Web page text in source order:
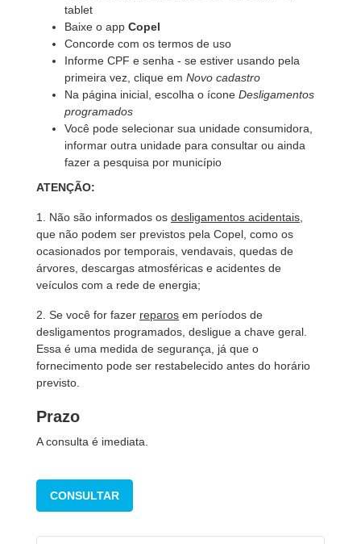
tablet
Baixe o app Copel
Concorde com os termos de uso
Informe CPF e senha - se estiver usando pela
primeira vez, clique em Novo cadastro
Na página inicial, escolha o ícone Desligamentos
programados
Você pode selecionar sua unidade consumidora,
informar outra unidade para consultar ou ainda
fazer a pesquisa por município
ATENÇÃO:
1. Não são informados os desligamentos acidentais
que não podem ser previstos pela Copel, como os
ocasionados por temporais, vendavais, quedas de
árvores, descargas atmosféricas e acidentes de
veículos com a rede de energia;
2. Se você for fazer reparos em períodos de
desligamentos programados, desligue a chave geral.
Essa é uma medida de segurança, já que o
fornecimento pode ser restabelecido antes do horário
previsto.
Prazo
A consulta é imediata.
CONSULTAR